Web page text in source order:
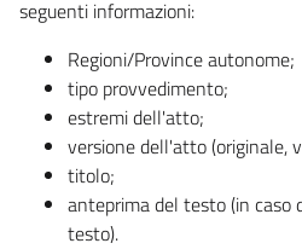
seguenti informazioni:
Regioni/Province autonome;
tipo provvedimento;
estremi dell'atto;
versione dell'atto (originale,
titolo;
anteprima del testo (in caso
testo).